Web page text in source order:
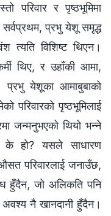
परिवार र पृष्ठभूमिमा
सर्वप्रथम, प्रभु येशू समृद्ध
त्यति विशिष्ट थिएन।
थिए, र उहाँकी आमा,
प्रभु येशूका आमाबुबाको
परिवारको पृष्ठभूमिलाई
जन्‍मनुभएको थियो भन्‍ने
के हो? यसले साधारण
परिवारलाई जनाउँछ,
हुँदैन, जो अलिकति पनि
नै खानदानी हुँदैन।